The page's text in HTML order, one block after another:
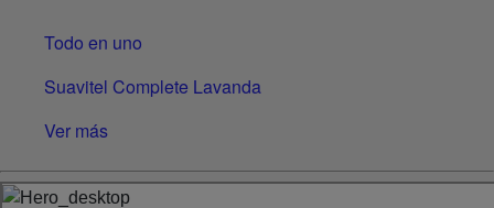
Todo en uno
Suavitel Complete Lavanda
Ver más